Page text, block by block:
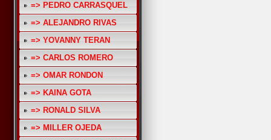
=> PEDRO CARRASQUEL
=> ALEJANDRO RIVAS
=> YOVANNY TERAN
=> CARLOS ROMERO
=> OMAR RONDON
=> KAINA GOTA
=> RONALD SILVA
=> MILLER OJEDA